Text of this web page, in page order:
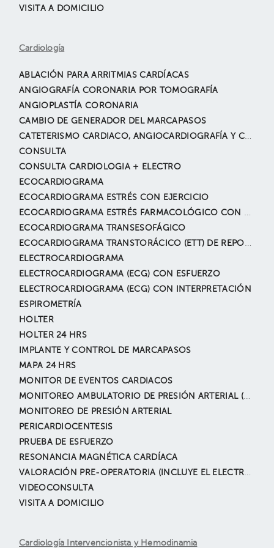
VISITA A DOMICILIO
Cardiología
ABLACIÓN PARA ARRITMIAS CARDÍACAS
ANGIOGRAFÍA CORONARIA POR TOMOGRAFÍA
ANGIOPLASTÍA CORONARIA
CAMBIO DE GENERADOR DEL MARCAPASOS
CATETERISMO CARDIACO, ANGIOCARDIOGRAFÍA Y CORONARIOGRAFÍA
CONSULTA
CONSULTA CARDIOLOGIA + ELECTRO
ECOCARDIOGRAMA
ECOCARDIOGRAMA ESTRÉS CON EJERCICIO
ECOCARDIOGRAMA ESTRÉS FARMACOLÓGICO CON DOBUTAMINA
ECOCARDIOGRAMA TRANSESOFÁGICO
ECOCARDIOGRAMA TRANSTORÁCICO (ETT) DE REPOSO
ELECTROCARDIOGRAMA
ELECTROCARDIOGRAMA (ECG) CON ESFUERZO
ELECTROCARDIOGRAMA (ECG) CON INTERPRETACIÓN
ESPIROMETRÍA
HOLTER
HOLTER 24 HRS
IMPLANTE Y CONTROL DE MARCAPASOS
MAPA 24 HRS
MONITOR DE EVENTOS CARDIACOS
MONITOREO AMBULATORIO DE PRESIÓN ARTERIAL (MAPA)
MONITOREO DE PRESIÓN ARTERIAL
PERICARDIOCENTESIS
PRUEBA DE ESFUERZO
RESONANCIA MAGNÉTICA CARDÍACA
VALORACIÓN PRE-OPERATORIA (INCLUYE EL ELECTROCARDIOGRAMA)
VIDEOCONSULTA
VISITA A DOMICILIO
Cardiología Intervencionista y Hemodinamia